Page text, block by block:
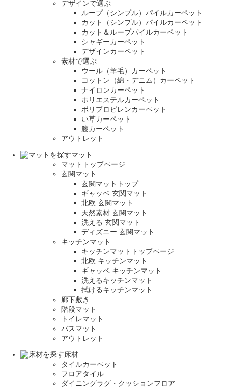
デザインで選ぶ
ループ（シンプル）パイルカーペット
カット（シンプル）パイルカーペット
カット＆ループパイルカーペット
シャギーカーペット
デザインカーペット
素材で選ぶ
ウール（羊毛）カーペット
コットン（綿・デニム）カーペット
ナイロンカーペット
ポリエステルカーペット
ポリプロピレンカーペット
い草カーペット
籐カーペット
アウトレット
マット
マットトップページ
玄関マット
玄関マットトップ
ギャッベ 玄関マット
北欧 玄関マット
天然素材 玄関マット
洗える 玄関マット
ディズニー 玄関マット
キッチンマット
キッチンマットトップページ
北欧 キッチンマット
ギャッベ キッチンマット
洗えるキッチンマット
拭けるキッチンマット
廊下敷き
階段マット
トイレマット
バスマット
アウトレット
床材
タイルカーペット
フロアタイル
ダイニングラグ・クッションフロア